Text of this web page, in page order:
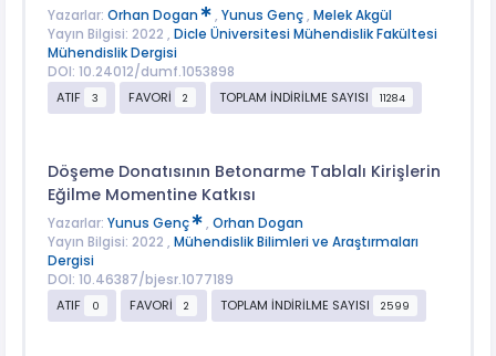
Yazarlar: Orhan Dogan , Yunus Genç, Melek Akgül
Yayın Bilgisi: 2022 , Dicle Üniversitesi Mühendislik Fakültesi
Mühendislik Dergisi
DOI: 10.24012/dumf.1053898
ATIF
3 FAVORİ 2 TOPLAM İNDİRİLME SAYISI 11284
Döşeme Donatısının Betonarme Tablalı Kirişlerin
Eğilme Momentine Katkısı
Yazarlar: Yunus Genç , Orhan Dogan
Yayın Bilgisi: 2022 , Mühendislik Bilimleri ve Araştırmaları
Dergisi
DOI: 10.46387/bjesr.1077189
ATIF
0 FAVORİ 2 TOPLAM İNDİRİLME SAYISI 2599